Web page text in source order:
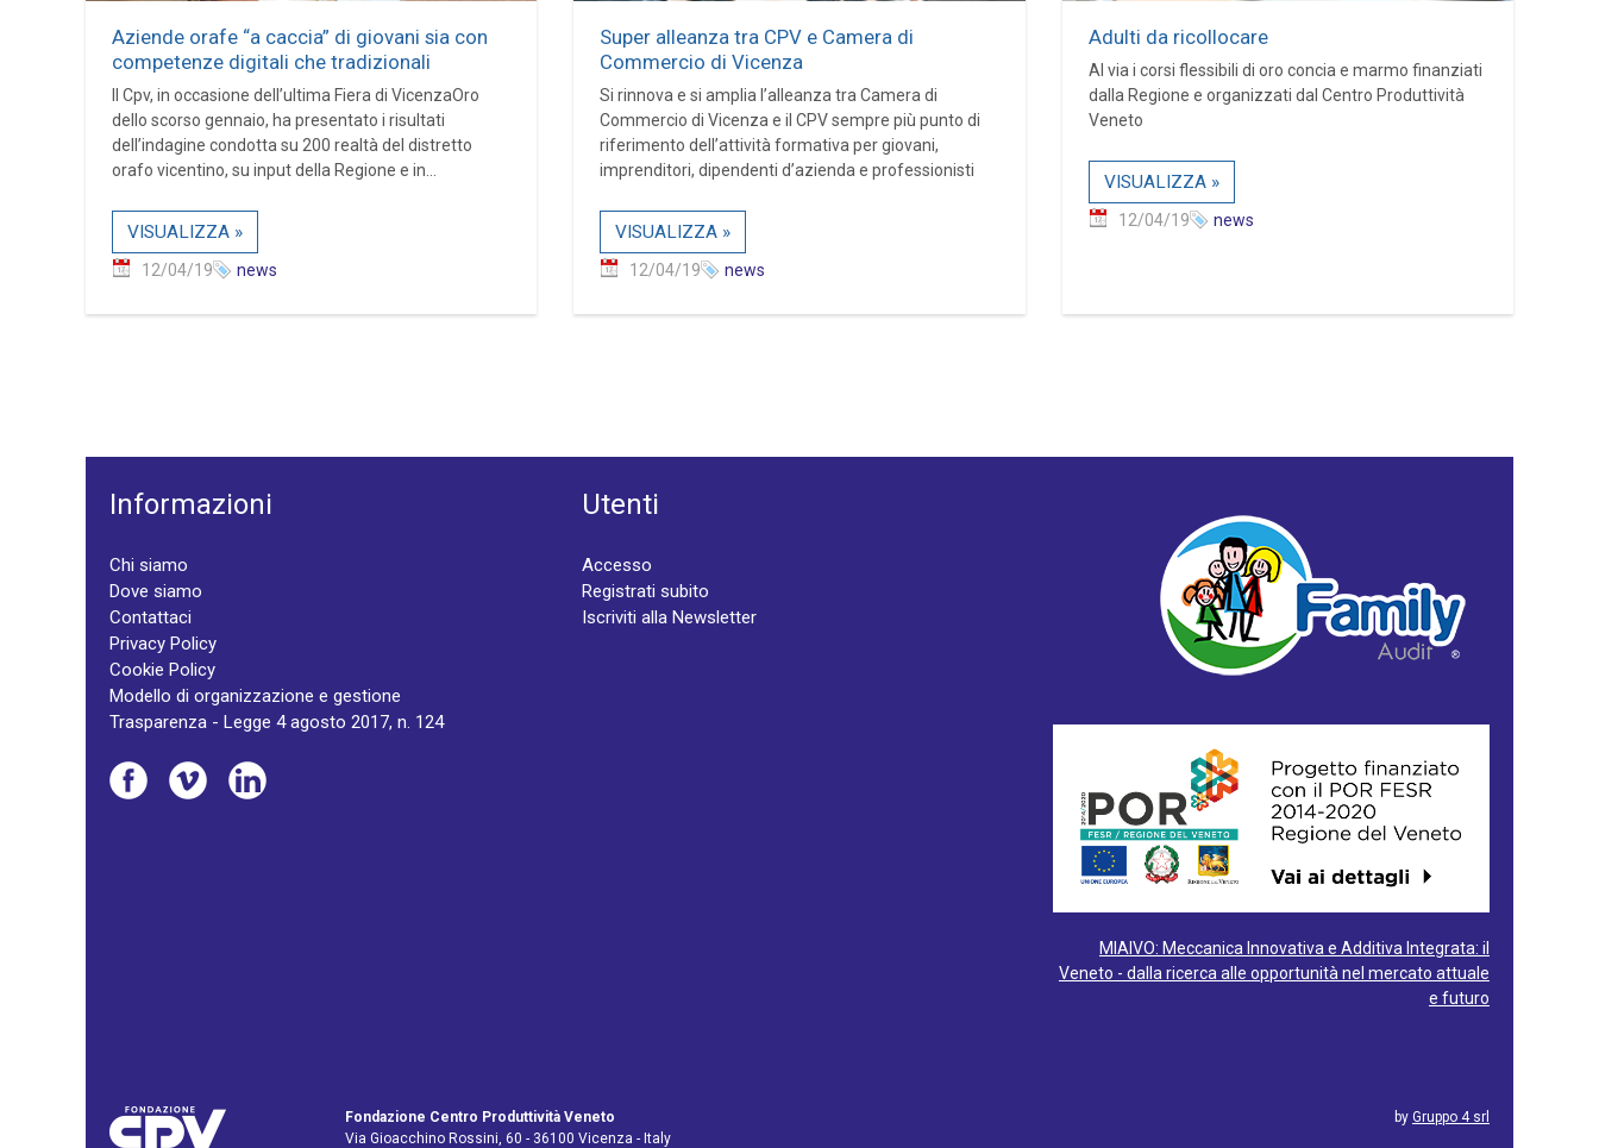
Aziende orafe “a caccia” di giovani sia con
competenze digitali che tradizionali
Il Cpv, in occasione dell’ultima Fiera di VicenzaOro
dello scorso gennaio, ha presentato i risultati
dell’indagine condotta su 200 realtà del distretto
orafo vicentino, su input della Regione e in...
VISUALIZZA »
12/04/19 news
Super alleanza tra CPV e Camera di
Commercio di Vicenza
Si rinnova e si amplia l’alleanza tra Camera di
Commercio di Vicenza e il CPV sempre più punto di
riferimento dell’attività formativa per giovani,
imprenditori, dipendenti d’azienda e professionisti
VISUALIZZA »
12/04/19 news
Adulti da ricollocare
Al via i corsi flessibili di oro concia e marmo finanziati
dalla Regione e organizzati dal Centro Produttività
Veneto
VISUALIZZA »
12/04/19 news
Informazioni
Chi siamo
Dove siamo
Contattaci
Privacy Policy
Cookie Policy
Modello di organizzazione e gestione
Trasparenza - Legge 4 agosto 2017, n. 124
Utenti
Accesso
Registrati subito
Iscriviti alla Newsletter
MIAIVO: Meccanica Innovativa e Additiva Integrata: il
Veneto - dalla ricerca alle opportunità nel mercato attuale
e futuro
Fondazione Centro Produttività Veneto
Via Gioacchino Rossini, 60 - 36100 Vicenza - Italy
by Gruppo 4 srl